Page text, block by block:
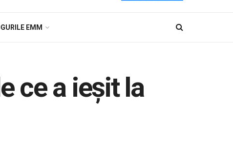
EMM
ce a ieșit la